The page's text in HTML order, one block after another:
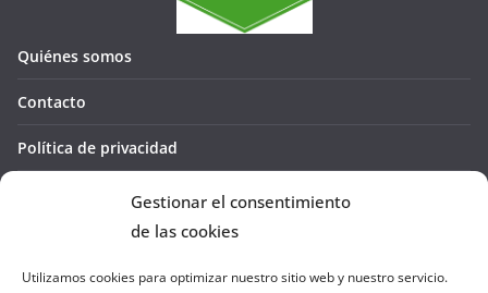
Gestionar el consentimiento
de las cookies
Utilizamos cookies para optimizar nuestro sitio web y nuestro servicio.
Quiénes somos
Contacto
Política de privacidad
Política de cookies (UE)